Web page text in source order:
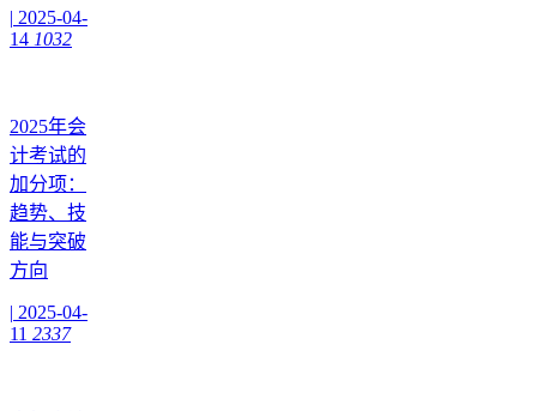
| 2025-04-
14 1032
2025年会
计考试的
加分项：
趋势、技
能与突破
方向
| 2025-04-
11 2337